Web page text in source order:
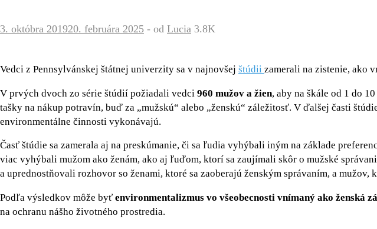
3. októbra 201920. februára 2025 - od Lucia 3.8K
Vedci z Pennsylvánskej štátnej univerzity sa v najnovšej štúdii zamerali na zistenie, ako
V prvých dvoch zo série štúdií požiadali vedci 960 mužov a žien, aby na škále od 1 do
tašky na nákup potravín, buď za „mužskú“ alebo „ženskú“ záležitosť. V ďalšej časti
environmentálne činnosti vykonávajú.
Časť štúdie sa zamerala aj na preskúmanie, či sa ľudia vyhýbali iným na základe
viac vyhýbali mužom ako ženám, ako aj ľuďom, ktorí sa zaujímali skôr o mužské
a uprednostňovali rozhovor so ženami, ktoré sa zaoberajú ženským správaním, a mužov,
Podľa výsledkov môže byť environmentalizmus vo všeobecnosti vnímaný ako ženská
na ochranu nášho životného prostredia.